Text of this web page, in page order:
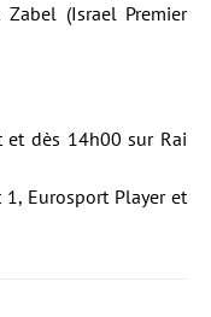
Zabel (Israel Premier
dès 14h00 sur Rai
Eurosport Player et